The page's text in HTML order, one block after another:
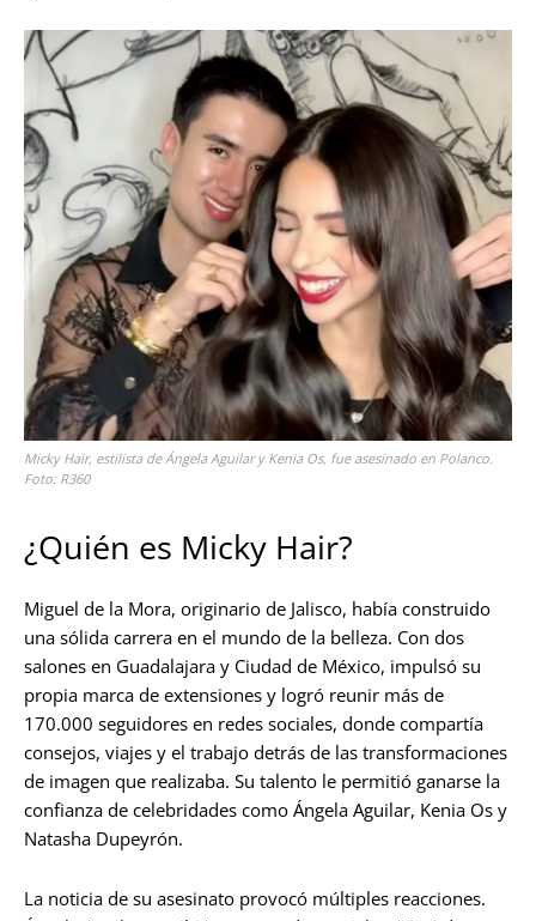
Micky Hair, estilista de Ángela Aguilar y Kenia Os, fue asesinado en Polanco.
Foto: R360
¿Quién es Micky Hair?
Miguel de la Mora, originario de Jalisco, había construido
una sólida carrera en el mundo de la belleza. Con dos
salones en Guadalajara y Ciudad de México, impulsó su
propia marca de extensiones y logró reunir más de
170.000 seguidores en redes sociales, donde compartía
consejos, viajes y el trabajo detrás de las transformaciones
de imagen que realizaba. Su talento le permitió ganarse la
confianza de celebridades como Ángela Aguilar, Kenia Os y
Natasha Dupeyrón.
La noticia de su asesinato provocó múltiples reacciones.